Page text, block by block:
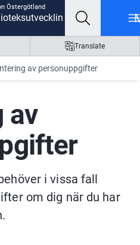
Östergötland
Translate
av personuppgifter
av
i vissa fall
om dig när du har